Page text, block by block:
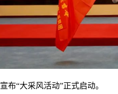
布“大采风活动”正式启动。